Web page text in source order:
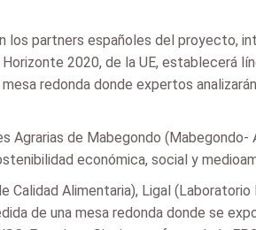
partners españoles del proyecto,
2020, de la UE, establecerá
redonda donde expertos
de Mabegondo
económica, social y
Alimentaria), Ligal
de una mesa redonda donde se